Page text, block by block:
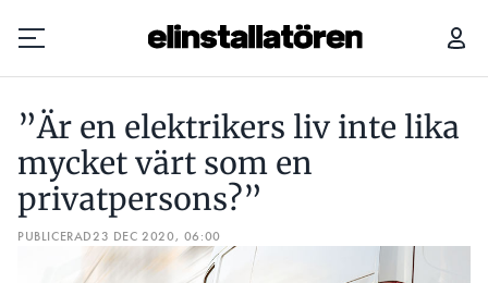
Prenumerera
Hantera prenumeration
Lediga jobb
”Är en elektrikers liv inte lika
mycket värt som en
privatpersons?”
PUBLICERAD23 DEC 2020, 06:00